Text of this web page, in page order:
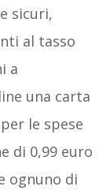
sicuri,
al tasso
a
una carta
le spese
di 0,99 euro
ognuno di